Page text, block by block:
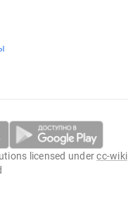
licensed undercc-wiki